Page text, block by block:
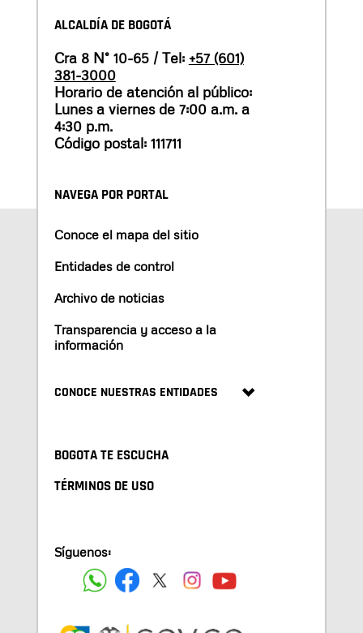
ALCALDÍA DE BOGOTÁ
Cra 8 N° 10-65 / Tel: +57 (601)
381-3000
Horario de atención al público:
Lunes a viernes de 7:00 a.m. a
4:30 p.m.
Código postal: 111711
NAVEGA POR PORTAL
Conoce el mapa del sitio
Entidades de control
Archivo de noticias
Transparencia y acceso a la
información
CONOCE NUESTRAS ENTIDADES
BOGOTA TE ESCUCHA
TÉRMINOS DE USO
Síguenos: